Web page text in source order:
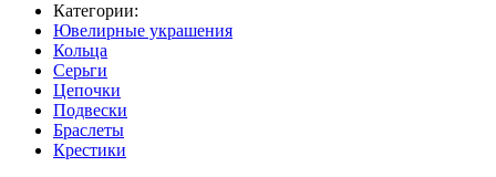
Категории:
Ювелирные украшения
Кольца
Серьги
Цепочки
Подвески
Браслеты
Крестики